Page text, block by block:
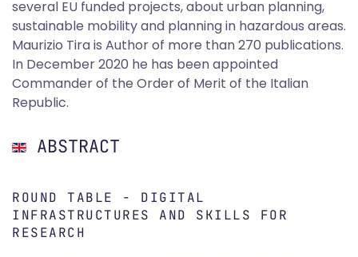
several EU funded projects, about urban planning,
sustainable mobility and planning in hazardous areas.
Maurizio Tira is Author of more than 270 publications.
In December 2020 he has been appointed
Commander of the Order of Merit of the Italian
Republic.
ABSTRACT
ROUND TABLE - DIGITAL
INFRASTRUCTURES AND SKILLS FOR
RESEARCH